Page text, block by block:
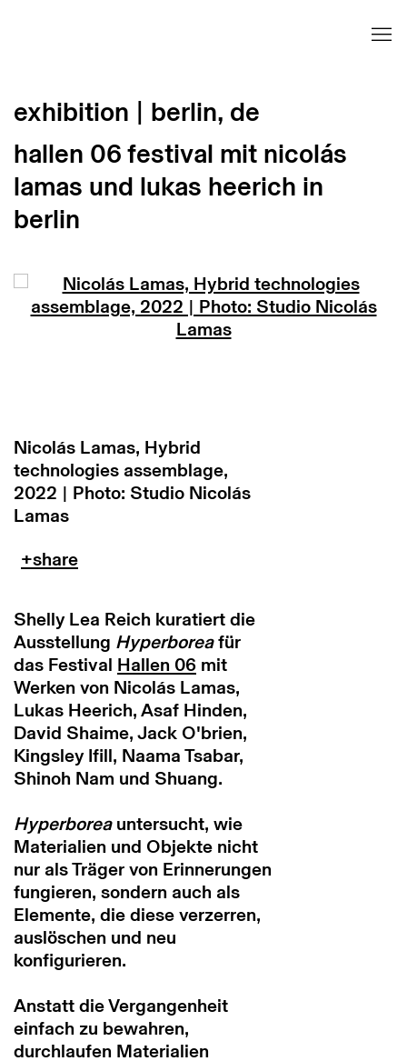
exhibition | berlin, de
hallen 06 festival mit nicolás
lamas und lukas heerich in
berlin
Open a larger version of the following image in
Nicolás Lamas, Hybrid
technologies assemblage,
2022 | Photo: Studio Nicolás
Lamas
Shelly Lea Reich kuratiert die
Ausstellung Hyperboreafür
das Festival
Hallen 06 mit
Werken von Nicolás Lamas,
Lukas Heerich, Asaf Hinden,
David Shaime, Jack O'brien,
Kingsley Ifill, Naama Tsabar,
Shinoh Nam und Shuang.
Hyperboreauntersucht, wie
Materialien und Objekte nicht
nur als Träger von Erinnerungen
fungieren, sondern auch als
Elemente, die diese verzerren,
auslöschen und neu
konfigurieren.
Anstatt die Vergangenheit
einfach zu bewahren,
durchlaufen Materialien